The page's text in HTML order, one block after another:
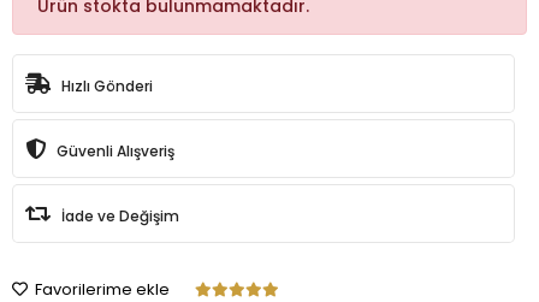
Ürün stokta bulunmamaktadır.
Hızlı Gönderi
Güvenli Alışveriş
İade ve Değişim
Favorilerime ekle